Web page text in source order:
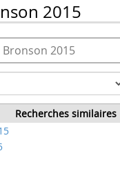
2015
Recherches similaires